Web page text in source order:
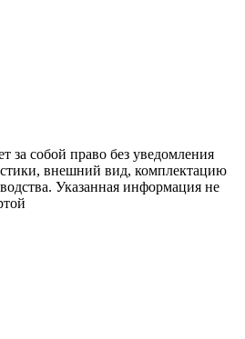
за собой право без уведомления
внешний вид, комплектацию
Указанная информация не